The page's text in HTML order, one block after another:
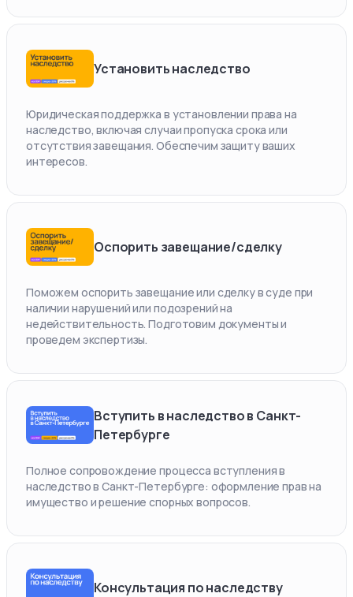
Установить наследство
Юридическая поддержка в установлении права на
наследство, включая случаи пропуска срока или
отсутствия завещания. Обеспечим защиту ваших
интересов.
Оспорить завещание/сделку
Поможем оспорить завещание или сделку в суде при
наличии нарушений или подозрений на
недействительность. Подготовим документы и
проведем экспертизы.
Вступить в наследство в Санкт-
Петербурге
Полное сопровождение процесса вступления в
наследство в Санкт-Петербурге: оформление прав на
имущество и решение спорных вопросов.
Консультация по наследству